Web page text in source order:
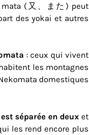
mata (又、また) peut
des yokai et autres
: ceux qui vivent
les montagnes
domestiques
séparée en deux et
les rend encore plus